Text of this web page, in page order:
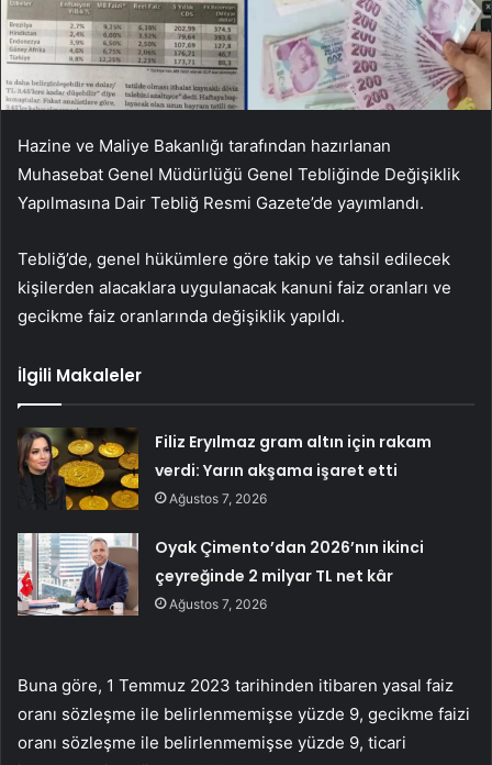
Hazine ve Maliye Bakanlığı tarafından hazırlanan
Muhasebat Genel Müdürlüğü Genel Tebliğinde Değişiklik
Yapılmasına Dair Tebliğ Resmi Gazete’de yayımlandı.
Tebliğ’de, genel hükümlere göre takip ve tahsil edilecek
kişilerden alacaklara uygulanacak kanuni faiz oranları ve
gecikme faiz oranlarında değişiklik yapıldı.
İlgili Makaleler
Filiz Eryılmaz gram altın için rakam
verdi: Yarın akşama işaret etti
Ağustos 7, 2026
Oyak Çimento’dan 2026’nın ikinci
çeyreğinde 2 milyar TL net kâr
Ağustos 7, 2026
Buna göre, 1 Temmuz 2023 tarihinden itibaren yasal faiz
oranı sözleşme ile belirlenmemişse yüzde 9, gecikme faizi
oranı sözleşme ile belirlenmemişse yüzde 9, ticari